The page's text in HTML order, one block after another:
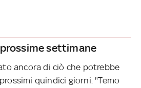
settimane
ancora di ciò che potrebbe
quindici giorni. "Temo